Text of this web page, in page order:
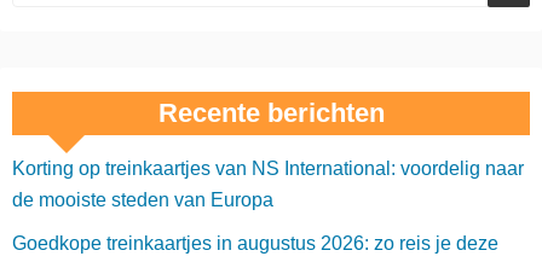
Recente berichten
Korting op treinkaartjes van NS International: voordelig naar
de mooiste steden van Europa
Goedkope treinkaartjes in augustus 2026: zo reis je deze